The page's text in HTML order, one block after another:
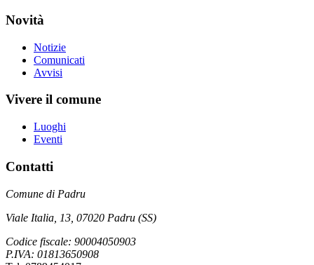
Novità
Notizie
Comunicati
Avvisi
Vivere il comune
Luoghi
Eventi
Contatti
Comune di Padru
Viale Italia, 13, 07020 Padru (SS)
Codice fiscale: 90004050903
P.IVA: 01813650908